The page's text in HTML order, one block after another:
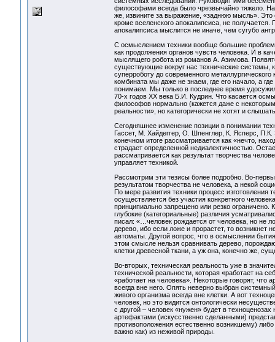
философами всегда было чрезвычайно тяжело.
же, извините за выражение, «заднюю мысль».
кроме вселенского апокалипсиса, не
апокалипсиса мыслится не иначе, чем сугубо
С осмыслением техники вообще большие
как продолжения органов чувств человека. И в
мыслящего робота из романов А. Азимова.
существующие вокруг нас технические
суперроботу до современного
комбината мы даже не знаем, где его начало, а
понимаем. Мы только в последнее время
70-х годов XX века Б.И. Кудрин. Что касается
философов нормально (кажется даже с
реальности», но категорически не хотят и
Сегодняшнее изменение позиции в понимании
Гассет, М. Хайдеггер, О. Шпенглер, К. Ясперс,
конечном итоге рассматривается как «нечто,
страдает определенной недиалектичностью.
рассматривается как результат творчества
управляет техникой.
Рассмотрим эти тезисы более подробно. Во-
результатом творчества не человека, а некой
По мере развития техники процесс
осуществляется без участия конкретного
принципиально запрещено или резко
глубокие (категориальные) различия
писал: «…человек рождается от человека, но не
дерево, ибо если ложе и прорастет, то
автоматы. Другой вопрос, что в осмыслении
этом смысле нельзя сравнивать дерево,
клетки древесной ткани, а уж она, конечно же,
Во-вторых, техническая реальность уже в
технической реальности, которая «работает на
«работает на человека». Некоторые говорят, что
всегда вне него. Опять неверно выбран
живого организма всегда вне клетки. А вот
человек, но это видится онтологически
с другой – человек «нужен» будет в
артефактами (искусственно сделанными)
противоположения естественно возникшему)
важно как) из неживой природы.